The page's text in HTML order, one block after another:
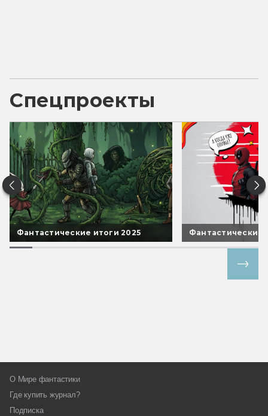
Спецпроекты
Фантастические итоги 2025 Фантастические
О Мире фантастики
Где купить журнал?
Подписка